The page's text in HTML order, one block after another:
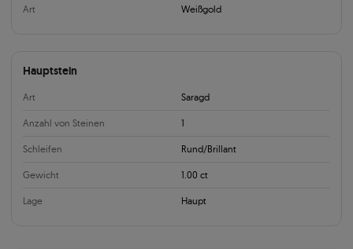
Art Weißgold
Hauptstein
Art Saragd
Anzahl von Steinen 1
Schleifen Rund/Brillant
Gewicht 1.00 ct
Lage Haupt